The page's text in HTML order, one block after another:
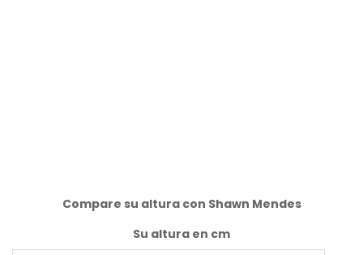
Compare su altura con Shawn Mendes
Su altura en cm